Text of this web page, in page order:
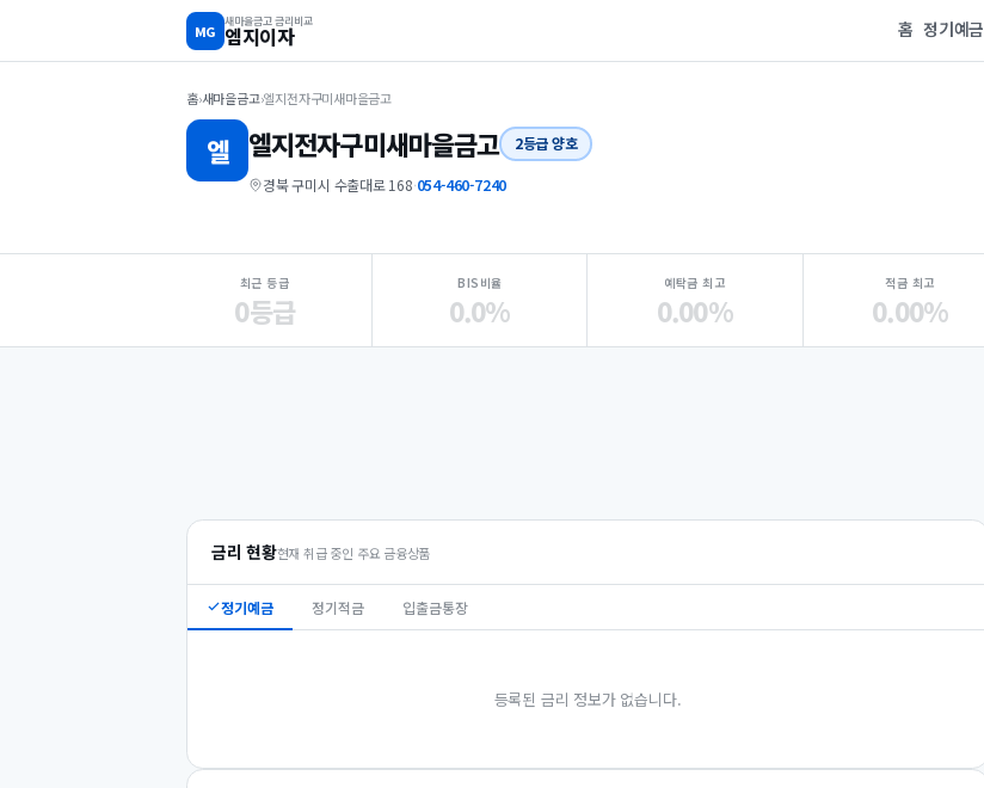
MG
새마을금고 금리비교
엠지이자 홈 정기예금
홈›새마을금고›엘지전자구미새마을금고
엘 엘지전자구미새마을금고 2등급 양호
경북 구미시 수출대로 168·054-460-7240
최근 등급
0등급
BIS비율
0.0%
예탁금 최고
0.00%
적금 최고
0.00%
금리 현황현재 취급 중인 주요 금융상품
정기예금 정기적금 입출금통장
등록된 금리 정보가 없습니다.